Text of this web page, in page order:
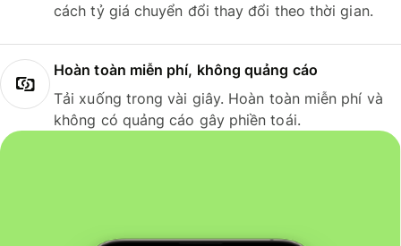
cách tỷ giá chuyển đổi thay đổi theo thời gian.
Hoàn toàn miễn phí, không quảng cáo
Tải xuống trong vài giây. Hoàn toàn miễn phí và
không có quảng cáo gây phiền toái.